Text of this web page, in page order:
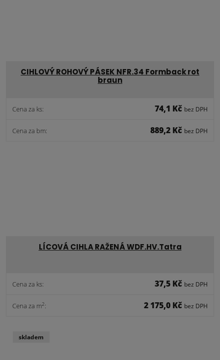
CIHLOVÝ ROHOVÝ PÁSEK NFR.34 Formback rot
braun
Cena za ks: 74,1 Kč bez DPH
Cena za bm: 889,2 Kč bez DPH
LÍCOVÁ CIHLA RAŽENÁ WDF.HV.Tatra
Cena za ks: 37,5 Kč bez DPH
Cena za m2: 2 175,0 Kč bez DPH
skladem